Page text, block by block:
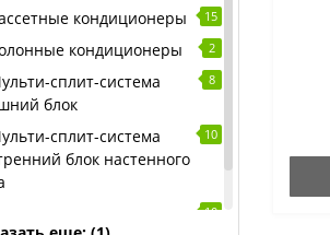
кондиционеры 15
кондиционеры 2
сплит-система
блок
8
сплит-система
блок настенного
10
потолочные
10